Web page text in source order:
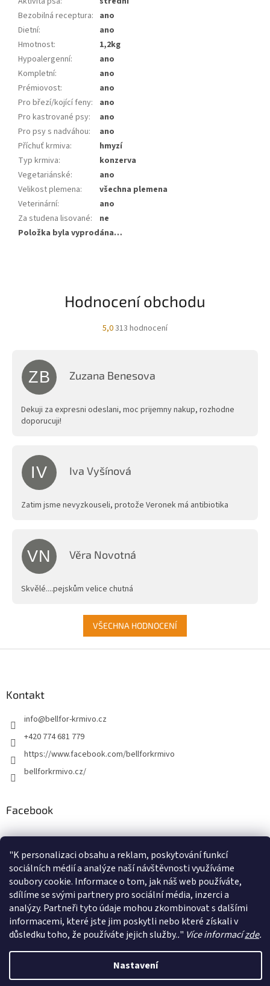
"K personalizaci obsahu a reklam, poskytování funkcí
sociálních médií a analýze naší návštěvnosti využíváme
soubory cookie. Informace o tom, jak náš web používáte,
sdílíme se svými partnery pro sociální média, inzerci a
analýzy. Partneři tyto údaje mohou zkombinovat s dalšími
informacemi, které jste jim poskytli nebo které získali v
důsledku toho, že používáte jejich služby.." Více informacízde.
Nastavení
Bezobilná receptura: ano
Dietní:
ano
Hmotnost:
1,2kg
Hypoalergenní:
ano
Kompletní:
ano
Prémiovost:
ano
Pro březí/kojící feny:
ano
Pro kastrované psy:
ano
Pro psy s nadváhou:
ano
Příchuť krmiva:
hmyzí
Typ krmiva:
konzerva
Vegetariánské:
ano
Velikost plemena:
všechna plemena
Veterinární:
ano
Za studena lisované:
ne
Položka byla vyprodána…
Hodnocení obchodu
5,0Průměrné
5,0
hvězdiček.
313 hodnocení
ZB Zuzana Benesova
Dekuji za expresni odeslani, moc prijemny nakup, rozhodne
doporucuji!
IV Iva Vyšínová
Zatim jsme nevyzkouseli, protože Veronek má antibiotika
VN Věra Novotná
Skvělé....pejskům velice chutná
VŠECHNA HODNOCENÍ
Kontakt
info@bellfor-krmivo.cz
+420 774 681 779
https://www.facebook.com/bellforkrmivo
bellforkrmivo.cz/
Facebook
Instagram
Sledovat na Instagramu
Vytvořil Shoptet
Copyright 2026BELLFOR-KRMIVO. Všechna práva vyhrazena.